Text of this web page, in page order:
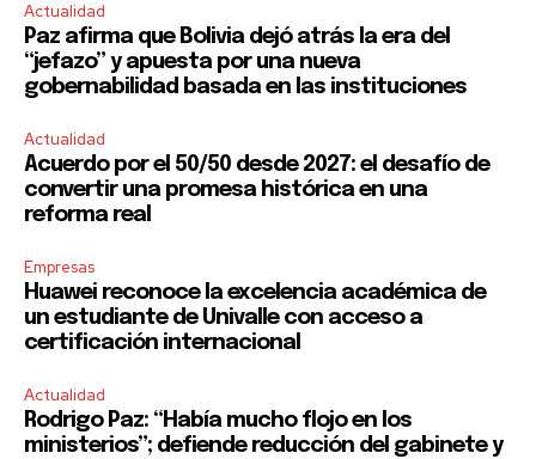
Actualidad
Paz afirma que Bolivia dejó atrás la era del
“jefazo” y apuesta por una nueva
gobernabilidad basada en las instituciones
Actualidad
Acuerdo por el 50/50 desde 2027: el desafío de
convertir una promesa histórica en una
reforma real
Empresas
Huawei reconoce la excelencia académica de
un estudiante de Univalle con acceso a
certificación internacional
Actualidad
Rodrigo Paz: “Había mucho flojo en los
ministerios”; defiende reducción del gabinete y